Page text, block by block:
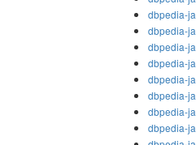
dbpedia-ja
dbpedia-ja
dbpedia-ja
dbpedia-ja
dbpedia-ja
dbpedia-ja
dbpedia-ja
dbpedia-ja